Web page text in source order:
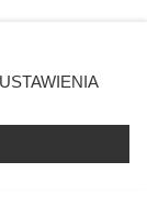
zgody
takiemu
tylko
USTAWIENIA